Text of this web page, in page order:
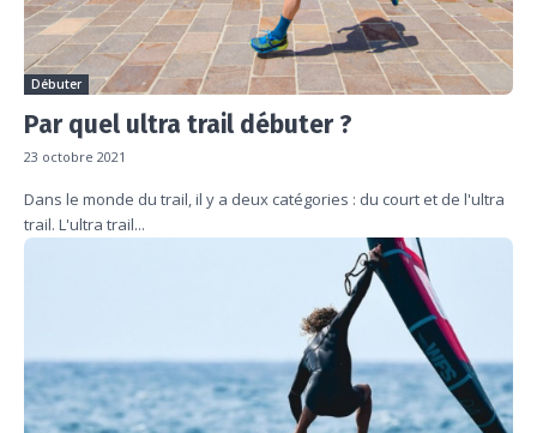
Débuter
Par quel ultra trail débuter ?
23 octobre 2021
Dans le monde du trail, il y a deux catégories : du court et de l'ultra
trail. L'ultra trail...